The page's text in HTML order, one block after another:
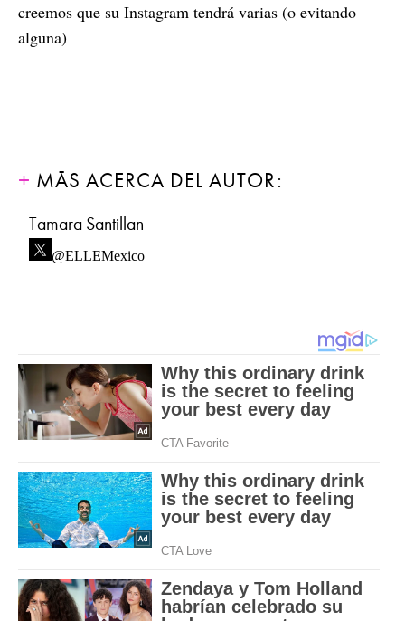
creemos que su Instagram tendrá varias (o evitando
alguna)
MÁS ACERCA DEL AUTOR:
Tamara Santillan
@ELLEMexico